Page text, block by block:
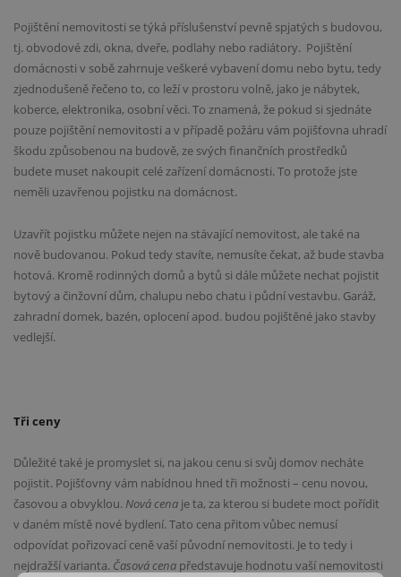
Pojištění nemovitosti se týká příslušenství pevně spjatých s budovou,
tj. obvodové zdi, okna, dveře, podlahy nebo radiátory. Pojištění
domácnosti v sobě zahrnuje veškeré vybavení domu nebo bytu, tedy
zjednodušeně řečeno to, co leží v prostoru volně, jako je nábytek,
koberce, elektronika, osobní věci. To znamená, že pokud si sjednáte
pouze pojištění nemovitosti a v případě požáru vám pojišťovna uhradí
škodu způsobenou na budově, ze svých finančních prostředků
budete muset nakoupit celé zařízení domácnosti. To protože jste
neměli uzavřenou pojistku na domácnost.
Uzavřít pojistku můžete nejen na stávající nemovitost, ale také na
nově budovanou. Pokud tedy stavíte, nemusíte čekat, až bude stavba
hotová. Kromě rodinných domů a bytů si dále můžete nechat pojistit
bytový a činžovní dům, chalupu nebo chatu i půdní vestavbu. Garáž,
zahradní domek, bazén, oplocení apod. budou pojištěné jako stavby
vedlejší.
Tři ceny
Důležité také je promyslet si, na jakou cenu si svůj domov necháte
pojistit. Pojišťovny vám nabídnou hned tři možnosti – cenu novou,
časovou a obvyklou.Nová cena je ta, za kterou si budete moct pořídit
v daném místě nové bydlení. Tato cena přitom vůbec nemusí
odpovídat pořizovací ceně vaší původní nemovitosti. Je to tedy i
nejdražší varianta. Časová cena představuje hodnotu vaší nemovitosti